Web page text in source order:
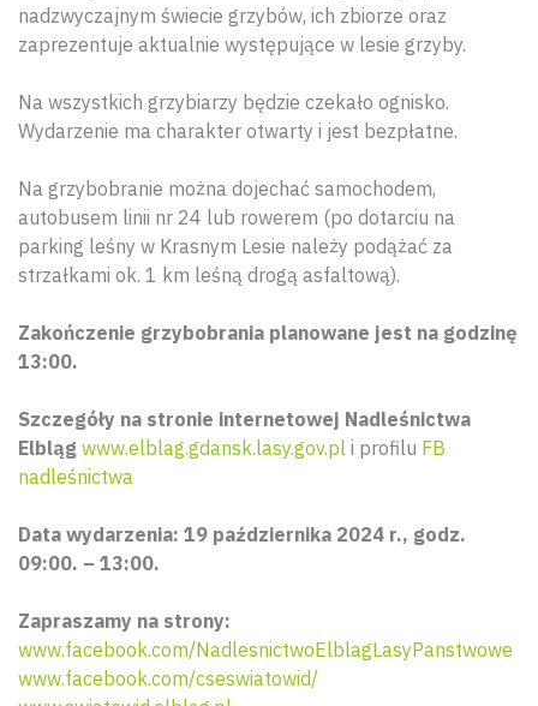
nadzwyczajnym świecie grzybów, ich zbiorze oraz
zaprezentuje aktualnie występujące w lesie grzyby.
Na wszystkich grzybiarzy będzie czekało ognisko.
Wydarzenie ma charakter otwarty i jest bezpłatne.
Na grzybobranie można dojechać samochodem,
autobusem linii nr 24 lub rowerem (po dotarciu na
parking leśny w Krasnym Lesie należy podążać za
strzałkami ok. 1 km leśną drogą asfaltową).
Zakończenie grzybobrania planowane jest na godzinę
13:00.
Szczegóły na stronie internetowej Nadleśnictwa
Elbląg www.elblag.gdansk.lasy.gov.pl i profilu FB
nadleśnictwa
Data wydarzenia: 19 października 2024 r., godz.
09:00. – 13:00.
Zapraszamy na strony:
www.facebook.com/NadlesnictwoElblagLasyPanstwowe
www.facebook.com/cseswiatowid/